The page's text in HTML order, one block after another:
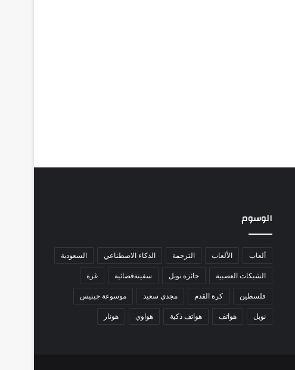
الوسوم
ألعاب الألعاب الترجمة الذكاء الاصطناعي السعودية
الشبكات العصبية جائزة نوبل سفينةفضائية غزة
فلسطين كرة القدم مجدي سعيد موسوعة جينيس
نوبل هواتف هواتف ذكية هواوي هونار